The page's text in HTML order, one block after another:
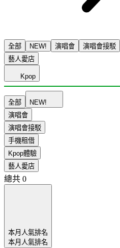
全部 NEW! 演唱會 演唱會接駁
藝人愛店
Kpop
全部
NEW!
演唱會
演唱會接駁
手機租借
Kpop體驗
藝人愛店
總共 0
本月人氣排名
本月人氣排名